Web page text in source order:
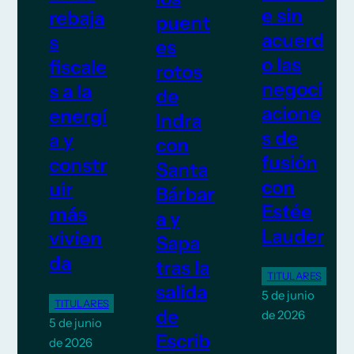
rebaja
s
fiscale
s a la
energí
a y
constr
uir
más
vivien
da
TITULARES
5 de junio
de 2026
puent
es
rotos
de
Indra
con
Santa
Bárbar
a y
Sapa
tras la
salida
de
Escrib
e sin
acuerd
o las
negoci
acione
s de
fusión
con
Estée
Lauder
TITULARES
5 de junio
de 2026